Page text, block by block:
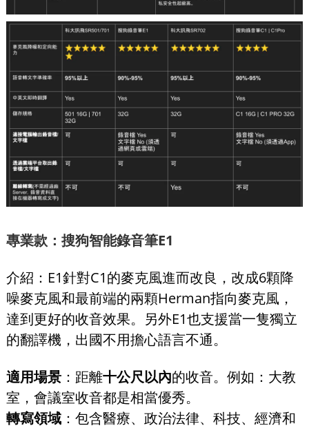
專業款：搜狗智能錄音筆E1
介紹：E1針對C1的麥克風進而改良，改成6顆降
噪麥克風和最前端的兩顆Herman指向麥克風，
達到更好的收音效果。另外E1也支援當一隻獨立
的翻譯機，出國不用擔心語言不通。
適用場景 ：距離十公尺以內的收音。例如：大教
室，會議室收音都是相當優秀。
轉寫領域 ：包含醫療、政治法律、科技、經濟和